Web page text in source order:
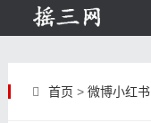
首页 > 微博小红书